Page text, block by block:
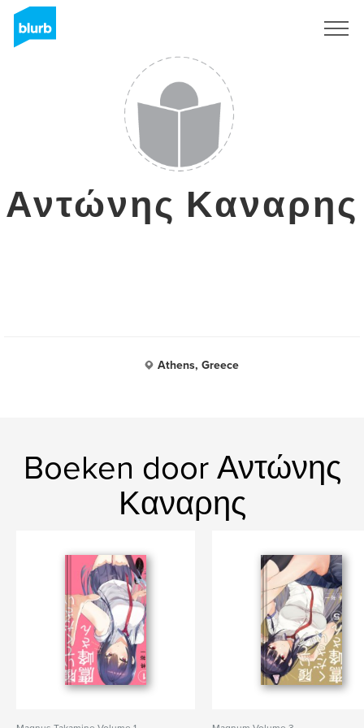
Αντώνης Καναρης
Athens, Greece
Boeken door Αντώνης
Καναρης